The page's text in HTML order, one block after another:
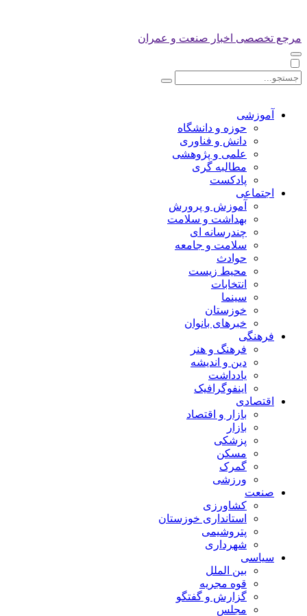
مرجع تخصصی اخبار صنعت و عمران
آموزشی
حوزه و دانشگاه
دانش و فناوری
علمی و پژوهشی
مطالبه گری
پادکست
اجتماعی
آموزش و پرورش
بهداشت و سلامت
چندرسانه ای
سلامت و جامعه
حوادث
محیط زیست
انتخابات
سینما
خوزستان
خبرهای بانوان
فرهنگی
فرهنگ و هنر
دین و اندیشه
یادداشت
اینفوگرافیک
اقتصادی
بازار و اقتصاد
بازار
پزشکی
مسکن
گمرک
ورزشی
صنعت
کشاورزی
استانداری خوزستان
پتروشیمی
شهرداری
سیاسی
بین الملل
قوه مجریه
گزارش و گفتگو
مجلس